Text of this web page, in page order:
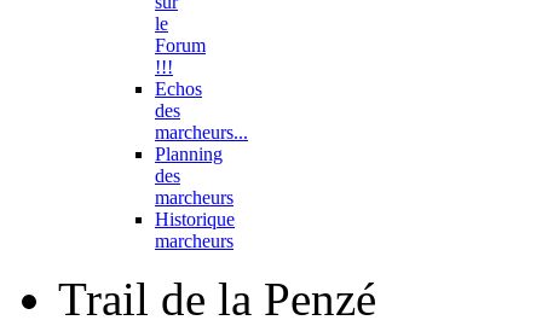
le
Forum
!!!
Echos
des
marcheurs...
Planning
des
marcheurs
Historique
marcheurs
Trail de la Penzé